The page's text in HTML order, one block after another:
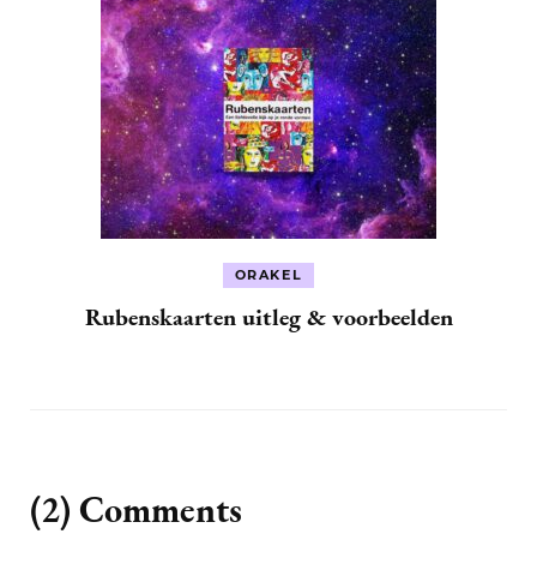
ORAKEL
Rubenskaarten uitleg & voorbeelden
(2) Comments